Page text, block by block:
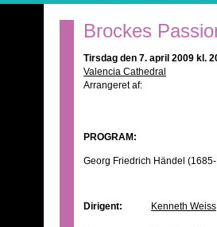
Brockes
Tirsdag den 7. april 2009 kl.
Valencia Cathedral
Arrangeret af:
PROGRAM:
Georg Friedrich Händel
Dirigent: Kenneth Weiss